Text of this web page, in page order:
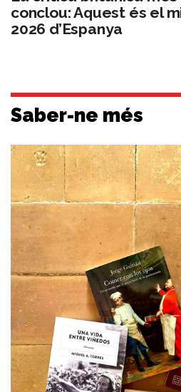
conclou: Aquest és el
2026 d’Espanya
Saber-ne més